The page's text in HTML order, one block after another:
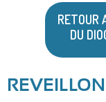
RETOUR
DU